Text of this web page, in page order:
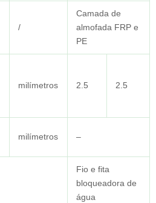
/
Camada de
almofada FRP e
PE
milímetros 2.5 2.5
milímetros –
Fio e fita
bloqueadora de
água